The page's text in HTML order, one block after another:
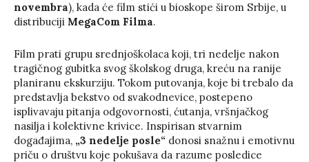
novembra), kada će film stići u bioskope širom Srbije, u
distribuciji MegaCom Filma.
Film prati grupu srednjoškolaca koji, tri nedelje nakon
tragičnog gubitka svog školskog druga, kreću na ranije
planiranu ekskurziju. Tokom putovanja, koje bi trebalo da
predstavlja bekstvo od svakodnevice, postepeno
isplivavaju pitanja odgovornosti, ćutanja, vršnjačkog
nasilja i kolektivne krivice. Inspirisan stvarnim
događajima, „3 nedelje posle“ donosi snažnu i emotivnu
priču o društvu koje pokušava da razume posledice